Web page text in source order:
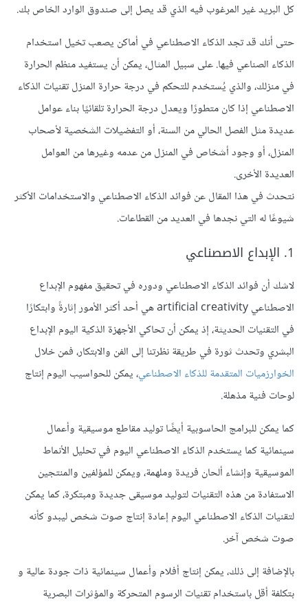
كل البريد غير المرغوب فيه الذي قد يصل إلى صندوق الوارد الخاص بك.
حتى أنك قد تجد الذكاء الاصطناعي في أماكن يصعب تخيل استخدام
الذكاء الصناعي فيها. على سبيل المثال، يمكن أن يستفيد منظم الحرارة
في منزلك، والذي يُستخدم للتحكم في درجة حرارة المنزل تقنيات الذكاء
الاصطناعي إذا كان متطورًا ويعدل درجة الحرارة تلقائيًا بناء عوامل
عديدة مثل الفصل الحالي من السنة، أو التفضيلات الشخصية لأصحاب
المنزل، أو وجود أشخاص في المنزل من عدمه وغيرها من العوامل
العديدة الأخرى.
نتحدث في هذا المقال عن فوائد الذكاء الاصطناعي والاستخدامات الأكثر
شيوعًا له التي نجدها في العديد من القطاعات.
1. الإبداع الاصصناعي
لاشك أن فوائد الذكاء الاصطناعي ودوره في تحقيق مفهوم الإبداع
الاصطناعي artificial creativity هي أحد أكثر الأمور إثارةً وابتكارًا
في التقنيات الحديثة، إذ يمكن أن تحاكي الأجهزة الذكية اليوم الإبداع
البشري وتحدث ثورة في طريقة نظرتنا إلى الفن والابتكار، فمن خلال
الخوارزميات المتقدمة للذكاء الاصطناعي، يمكن للحواسيب اليوم إنتاج
لوحات فنية مذهلة.
كما يمكن للبرامج الحاسوبية أيضًا توليد مقاطع موسيقية وأعمال
سينمائية كما يستخدم الذكاء الاصطناعي اليوم في تحليل الأنماط
الموسيقية وإنشاء ألحان فريدة وملهمة، ويمكن للمؤلفين والمنتجين
الاستفادة من هذه التقنيات لتوليد موسيقى جديدة ومبتكرة، كما يمكن
لتقنيات الذكاء الاصطناعي اليوم إعادة إنتاج صوت شخص ليبدو كأنه
صوت شخص آخر.
بالإضافة إلى ذلك، يمكن إنتاج أفلام وأعمال سينمائية ذات جودة عالية و
بتكلفة أقل باستخدام تقنيات الرسوم المتحركة والمؤثرات البصرية